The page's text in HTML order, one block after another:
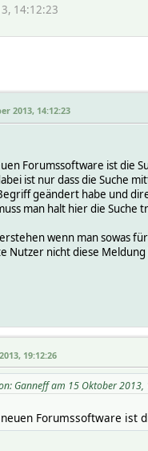
14:12:23
2013, 14:12:23
Forumssoftware ist die
ist nur dass die Suche
geändert habe und
man halt hier die Suche
wenn man sowas
Nutzer nicht diese Meldung
19:12:26
Ganneff am 15 Oktober 2013,
Forumssoftware ist